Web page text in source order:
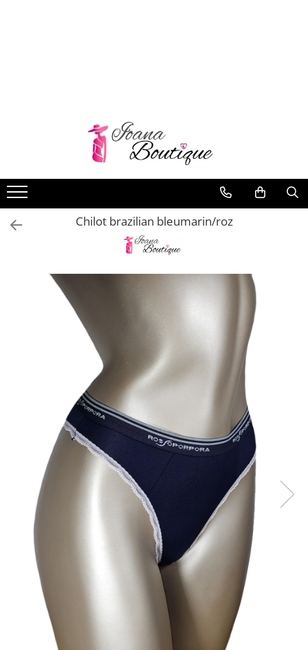
Chiloti clasici
Chiloti tanga
Compleuri & body-uri
Maiouri dama
Chilot brazilian bleumarin/roz